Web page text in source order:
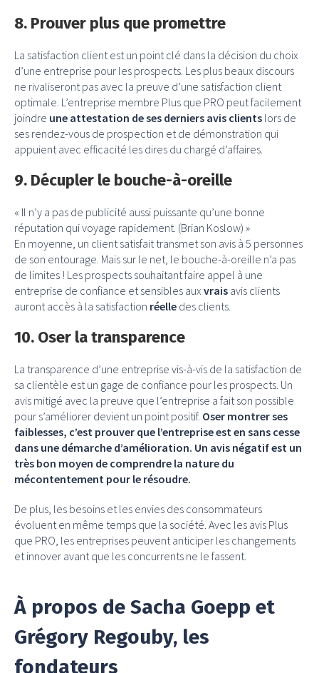
8. Prouver plus que promettre
La satisfaction client est un point clé dans la décision du choix
d’une entreprise pour les prospects. Les plus beaux discours
ne rivaliseront pas avec la preuve d’une satisfaction client
optimale. L’entreprise membre Plus que PRO peut facilement
joindre une attestation de ses derniers avis clients lors de
ses rendez-vous de prospection et de démonstration qui
appuient avec efficacité les dires du chargé d’affaires.
9. Décupler le bouche-à-oreille
« Il n’y a pas de publicité aussi puissante qu’une bonne
réputation qui voyage rapidement. (Brian Koslow) »
En moyenne, un client satisfait transmet son avis à 5 personnes
de son entourage. Mais sur le net, le bouche-à-oreille n’a pas
de limites ! Les prospects souhaitant faire appel à une
entreprise de confiance et sensibles aux vrais avis clients
auront accès à la satisfaction réelle des clients.
10. Oser la transparence
La transparence d’une entreprise vis-à-vis de la satisfaction de
sa clientèle est un gage de confiance pour les prospects. Un
avis mitigé avec la preuve que l’entreprise a fait son possible
pour s’améliorer devient un point positif. Oser montrer ses
faiblesses, c’est prouver que l’entreprise est en sans cesse
dans une démarche d’amélioration. Un avis négatif est un
très bon moyen de comprendre la nature du
mécontentement pour le résoudre.
De plus, les besoins et les envies des consommateurs
évoluent en même temps que la société. Avec les avis Plus
que PRO, les entreprises peuvent anticiper les changements
et innover avant que les concurrents ne le fassent.
À propos de Sacha Goepp et
Grégory Regouby, les
fondateurs